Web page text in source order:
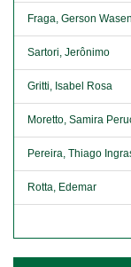
Fraga, Gerson Wasen
Sartori, Jerônimo
Gritti, Isabel Rosa
Moretto, Samira
Pereira, Thiago
Rotta, Edemar